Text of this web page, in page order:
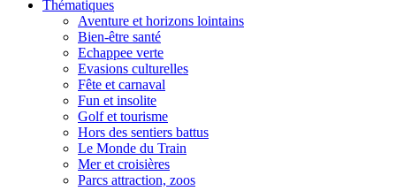
Thématiques
Aventure et horizons lointains
Bien-être santé
Echappee verte
Evasions culturelles
Fête et carnaval
Fun et insolite
Golf et tourisme
Hors des sentiers battus
Le Monde du Train
Mer et croisières
Parcs attraction, zoos